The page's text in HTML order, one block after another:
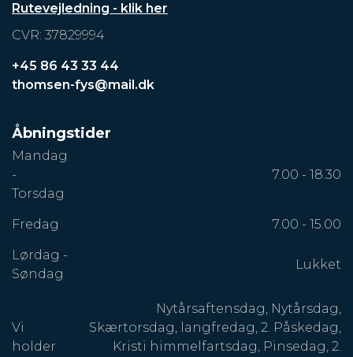
Rutevejledning - klik her
CVR: 37829994
+45 86 43 33 44
thomsen-fys@mail.dk
Åbningstider
Mandag
-
Torsdag
7.00 - 18.30
Fredag 7.00 - 15.00
Lørdag -
Søndag
Lukket
Vi
holder
Nytårsaftensdag, Nytårsdag,
Skærtorsdag, langfredag, 2. Påskedag,
Kristi himmelfartsdag, Pinsedag, 2.